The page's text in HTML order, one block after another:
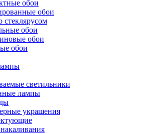
обои
обои
стеклярусом
обои
обои
обои
светильники
лампы
украшения